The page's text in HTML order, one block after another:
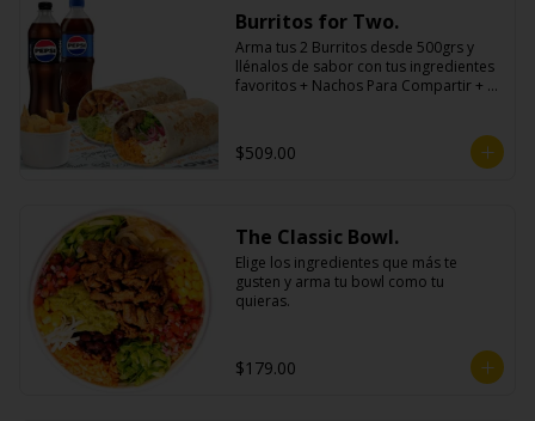
Burritos for Two.
Arma tus 2 Burritos desde 500grs y
llénalos de sabor con tus ingredientes
favoritos + Nachos Para Compartir + 2
$509.00
The Classic Bowl.
Elige los ingredientes que más te
gusten y arma tu bowl como tu
quieras.
$179.00